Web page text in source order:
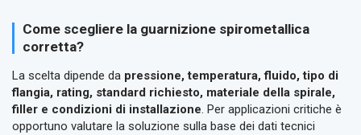
Come scegliere la guarnizione spirometallica
corretta?
La scelta dipende da pressione, temperatura, fluido, tipo di
flangia, rating, standard richiesto, materiale della spirale,
filler e condizioni di installazione. Per applicazioni critiche è
opportuno valutare la soluzione sulla base dei dati tecnici